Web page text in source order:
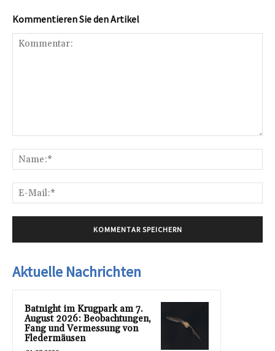
Kommentieren Sie den Artikel
Aktuelle Nachrichten
Batnight im Krugpark am 7.
August 2026: Beobachtungen,
Fang und Vermessung von
Fledermäusen